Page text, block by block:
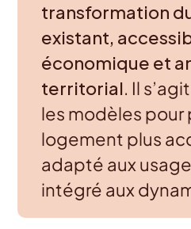
transformation
existant,
économique et
territorial. Il
les modèles pour
logement plus
adapté aux
intégré aux